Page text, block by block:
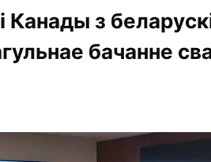
Канады з
бачанне